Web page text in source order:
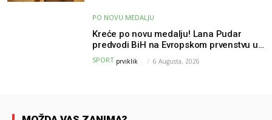
PO NOVU MEDALJU
Kreće po novu medalju! Lana Pudar
predvodi BiH na Evropskom prvenstvu u
Parizu
SPORT prviklik - 6 Augusta, 2026